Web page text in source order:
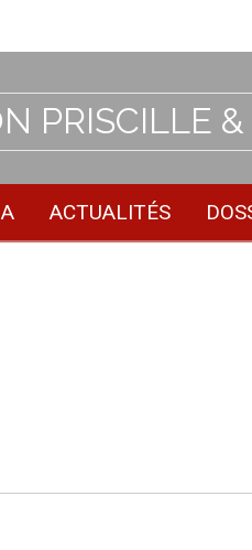
PRISCILLE
ACTUALITÉS